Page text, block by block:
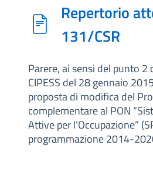
Repertorio
131/CSR
Parere, ai sensi del punto 2
CIPESS del 28 gennaio
proposta di modifica del
complementare al PON
Attive per l’Occupazione”
programmazione 2014-